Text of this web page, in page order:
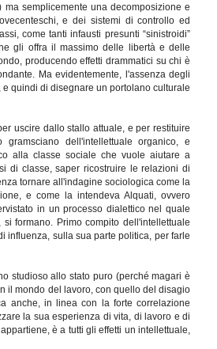
semplicemente una decomposizione e
e dei sistemi di controllo ed
come tanti infausti presunti “sinistroidi”
gli offra il massimo delle libertà e delle
producendo effetti drammatici su chi è
Ma evidentemente, l'assenza degli
quindi di disegnare un portolano culturale
uscire dallo stallo attuale, e per restituire
dell'intellettuale organico, e
alla classe sociale che vuole aiutare a
di classe, saper ricostruire le relazioni di
tornare all'indagine sociologica come la
e come la intendeva Alquati, ovvero
in un processo dialettico nel quale
formano. Primo compito dell'intellettuale
influenza, sulla sua parte politica, per farle
studioso allo stato puro (perché magari è
il mondo del lavoro, con quello del disagio
anche, in linea con la forte correlazione
la sua esperienza di vita, di lavoro e di
è a tutti gli effetti un intellettuale,